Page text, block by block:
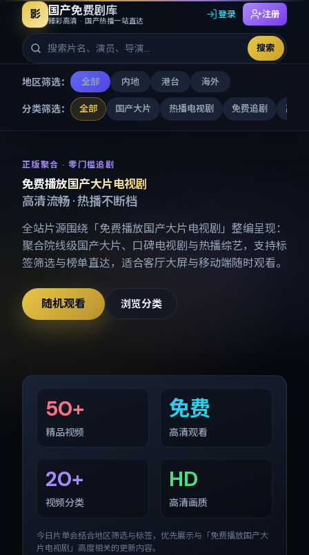
影 国产免费剧库
臻彩高清 · 国产热播一站直达
搜索
登录 注册
地区筛选： 全部 内地 港台 海外
分类筛选： 全部 国产大片 热播电视剧 免费追剧 高清
正版聚合 · 零门槛追剧
免费播放国产大片电视剧
高清流畅 · 热播不断档
全站片源围绕「免费播放国产大片电视剧 」整编呈现：
聚合院线级国产大片、口碑电视剧与热播综艺，支持标
签筛选与榜单直达，适合客厅大屏与移动端随时观看。
随机观看 浏览分类
50+
精品视频
免费
高清观看
20+
视频分类
HD
高清画质
今日片单会结合地区筛选与标签，优先展示与「免费播放国产大
片电视剧 」高度相关的更新内容。